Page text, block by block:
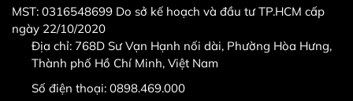
Hotline CSKH: 090 376 9205
MST: 0316548699 Do sở kế hoạch và đầu tư TP.HCM cấp
ngày 22/10/2020
Địa chỉ: 768D Sư Vạn Hạnh nối dài, Phường Hòa Hưng,
Thành phố Hồ Chí Minh, Việt Nam
Số điện thoại: 0898.469.000